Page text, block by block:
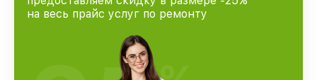
на весь прайс услуг по ремонту